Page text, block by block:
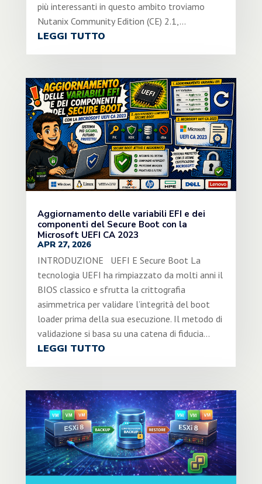
più interessanti in questo ambito troviamo
Nutanix Community Edition (CE) 2.1,...
LEGGI TUTTO
Aggiornamento delle variabili EFI e dei
componenti del Secure Boot con la
Microsoft UEFI CA 2023
APR 27, 2026
INTRODUZIONE UEFI E Secure Boot La
tecnologia UEFI ha rimpiazzato da molti anni il
BIOS classico e sfrutta la crittografia
asimmetrica per validare l’integrità del boot
loader prima della sua esecuzione. Il metodo di
validazione si basa su una catena di fiducia...
LEGGI TUTTO